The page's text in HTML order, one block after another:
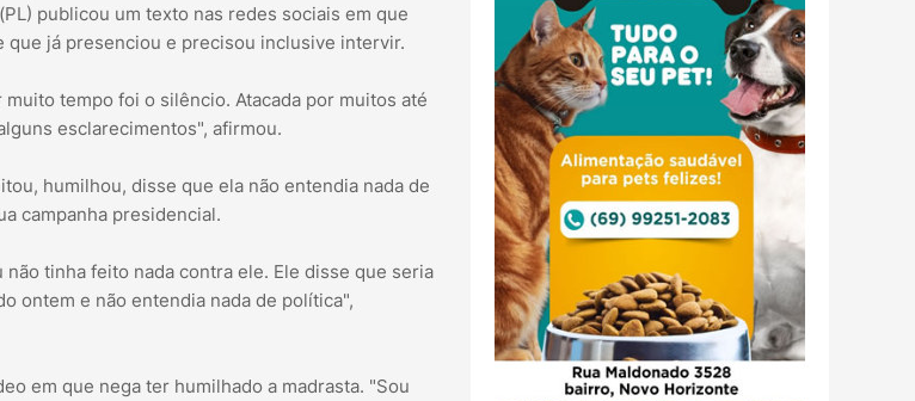
publicou um texto nas redes sociais em que
já presenciou e precisou inclusive intervir.
tempo foi o silêncio. Atacada por muitos até
esclarecimentos", afirmou.
humilhou, disse que ela não entendia nada de
campanha presidencial.
tinha feito nada contra ele. Ele disse que seria
ontem e não entendia nada de política",
em que nega ter humilhado a madrasta. "Sou